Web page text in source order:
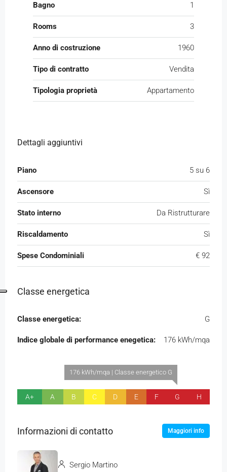
Bagno 1
Rooms 3
Anno di costruzione 1960
Tipo di contratto Vendita
Tipologia proprietà Appartamento
Dettagli aggiuntivi
Piano 5 su 6
Ascensore Sì
Stato interno Da Ristrutturare
Riscaldamento Sì
Spese Condominiali € 92
Classe energetica
Classe energetica: G
Indice globale di performance enegetica: 176 kWh/mqa
A+ A B C D E F
176 kWh/mqa | Classe energetico G
G H
Informazioni di contatto Maggiori info
Sergio Martino